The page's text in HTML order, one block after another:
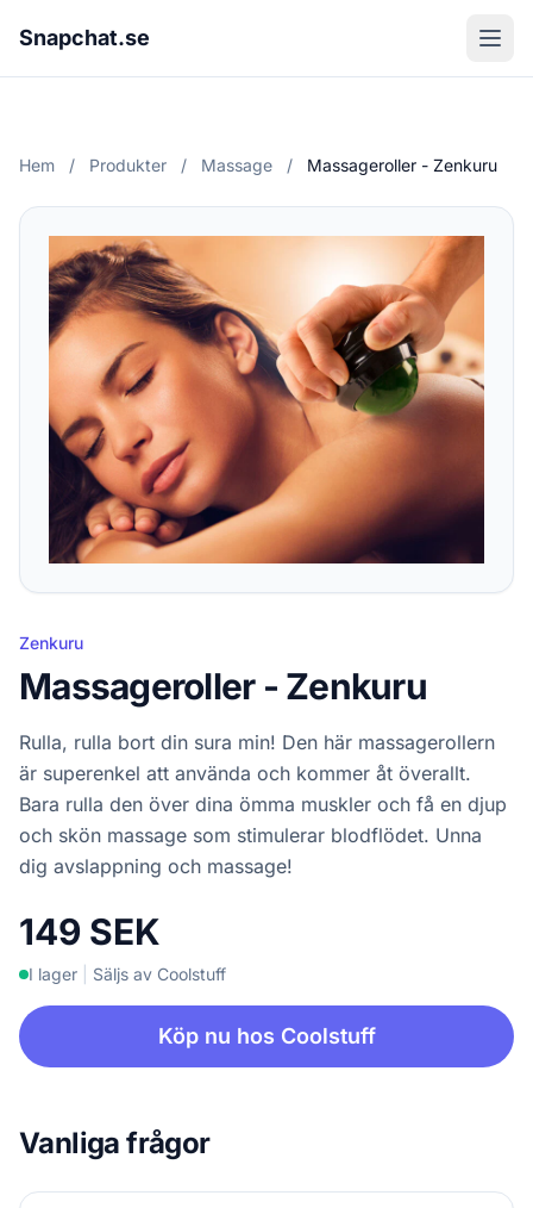
Snapchat.se
Hem / Produkter / Massage / Massageroller - Zenkuru
Zenkuru
Massageroller - Zenkuru
Rulla, rulla bort din sura min! Den här massagerollern
är superenkel att använda och kommer åt överallt.
Bara rulla den över dina ömma muskler och få en djup
och skön massage som stimulerar blodflödet. Unna
dig avslappning och massage!
149 SEK
I lager Säljs av Coolstuff
Köp nu hos Coolstuff
Vanliga frågor